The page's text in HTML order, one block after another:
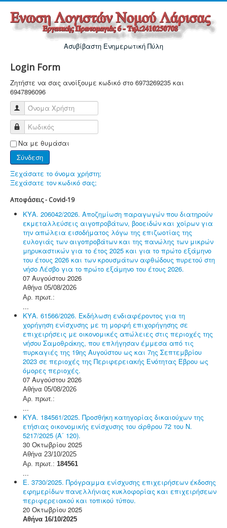
Ασυβίβαστη Ενημερωτική Πύλη
Login Form
Ζητήστε να σας ανοίξουμε κωδικό στο 6973269235 και
6947896096
Όνομα Χρήστη
Κωδικός
Να με θυμάσαι
Σύνδεση
Ξεχάσατε το όνομα χρήστη;
Ξεχάσατε τον κωδικό σας;
Αποφάσεις - Covid-19
ΚΥΑ. 206042/2026. Αποζημίωση παραγωγών που διατηρούν
εκμεταλλεύσεις αιγοπροβάτων, βοοειδών και χοίρων για
την απώλεια εισοδήματος λόγω της επιζωοτίας της
ευλογιάς των αιγοπροβάτων και της πανώλης των μικρών
μηρυκαστικών για το έτος 2025 και για το πρώτο εξάμηνο
του έτους 2026 και των κρουσμάτων αφθώδους πυρετού στη
νήσο Λέσβο για το πρώτο εξάμηνο του έτους 2026.
07 Αυγούστου 2026
Αθήνα 05/08/2026
Αρ. πρωτ.:
...
ΚΥΑ. 61566/2026. Εκδήλωση ενδιαφέροντος για τη
χορήγηση ενίσχυσης με τη μορφή επιχορήγησης σε
επιχειρήσεις με οικονομικές απώλειες στις περιοχές της
νήσου Σαμοθράκης, που επλήγησαν έμμεσα από τις
πυρκαγιές της 19ης Αυγούστου ως και 7ης Σεπτεμβρίου
2023 σε περιοχές της Περιφερειακής Ενότητας Έβρου ως
όμορες περιοχές.
07 Αυγούστου 2026
Αθήνα 05/08/2026
Αρ. πρωτ.:
...
ΚΥΑ. 184561/2025. Προσθήκη κατηγορίας δικαιούχων της
ετήσιας οικονομικής ενίσχυσης του άρθρου 72 του Ν.
5217/2025 (Α΄ 120).
30 Οκτωβρίου 2025
Αθήνα 23/10/2025
Αρ. πρωτ.: 184561
...
Ε. 3730/2025. Πρόγραμμα ενίσχυσης επιχειρήσεων έκδοσης
εφημερίδων πανελλήνιας κυκλοφορίας και επιχειρήσεων
περιφερειακού και τοπικού τύπου.
20 Οκτωβρίου 2025
Αθήνα 16/10/2025